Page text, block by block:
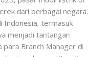
dari berbagai negara.
Indonesia, termasuk
menjadi tantangan
Branch Manager di